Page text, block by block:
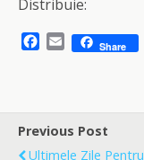
Distribuie:
b
o
o
E
l
Share
Previous Post
Ultimele Zile Pentru